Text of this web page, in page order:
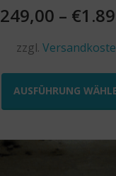
249,00 – €
zzgl.
AUSFÜHRUNG